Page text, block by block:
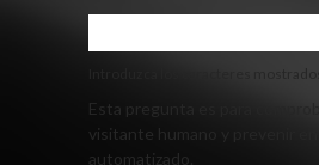
Introduzca los caracteres
Esta pregunta es para
visitante humano y prevenir
automatizado.